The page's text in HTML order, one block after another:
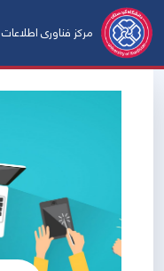
مرکز فناوری اطلاعات